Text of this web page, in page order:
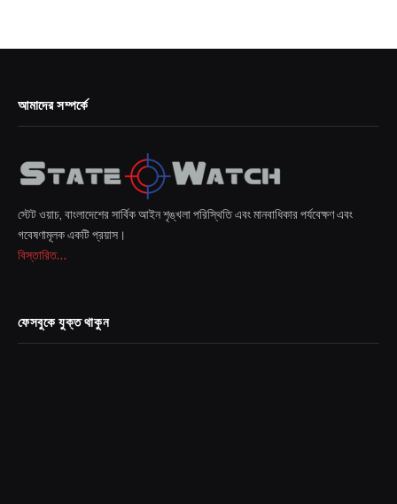
আমাদের সম্পর্কে
স্টেট ওয়াচ, বাংলাদেশের সার্বিক আইন শৃঙ্খলা পরিস্থিতি এবং মানবাধিকার পর্যবেক্ষণ এবং
গবেষণামূলক একটি প্রয়াস।
বিস্তারিত...
ফেসবুকে যুক্ত থাকুন